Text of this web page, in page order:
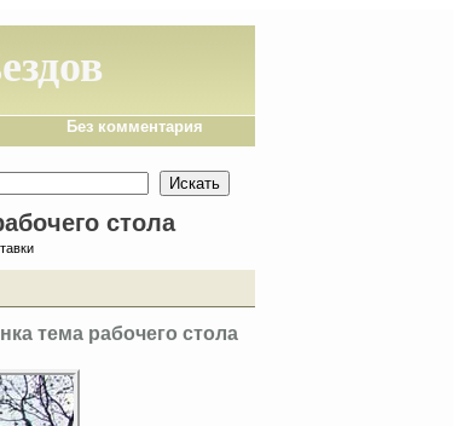
Без комментария
стола
тема рабочего стола